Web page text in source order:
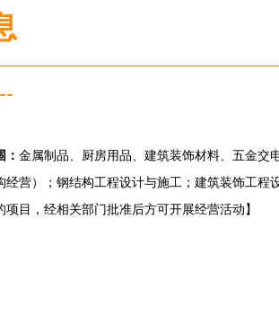
： 金属制品、厨房用品、建筑装饰材料、五金交
经营）；钢结构工程设计与施工；建筑装饰工程
项目，经相关部门批准后方可开展经营活动】